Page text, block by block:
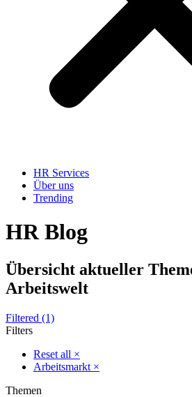
HR Services
Über uns
Trending
HR Blog
Übersicht aktueller
Arbeitswelt
Filtered (1)
Filters
Reset all ×
Arbeitsmarkt ×
Themen